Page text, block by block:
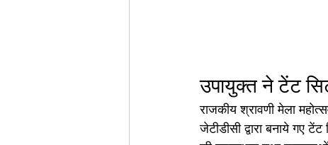
उपायुक्त ने टेंट
राजकीय श्रावणी मेला
जेटीडीसी द्वारा बनाये गए